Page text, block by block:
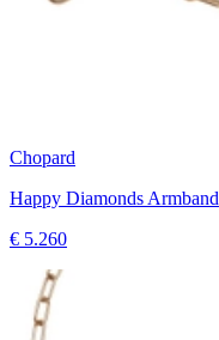
Chopard
Happy Diamonds Armband
€ 5.260